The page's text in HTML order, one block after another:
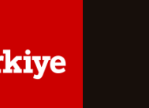
Altın
Döviz